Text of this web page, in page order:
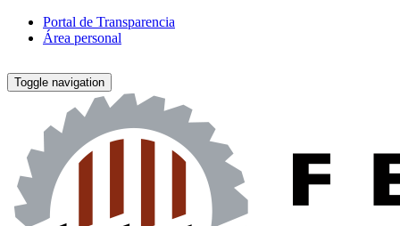
Portal de Transparencia
Área personal
Toggle navigation